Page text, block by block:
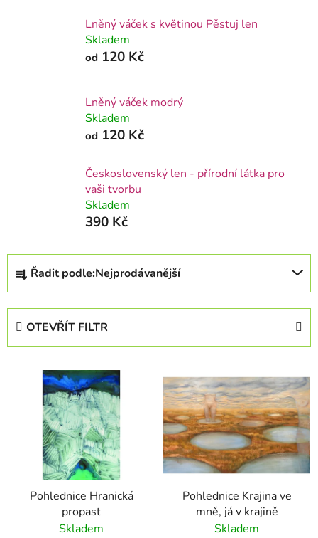
Lněný váček s květinou Pěstuj len
Skladem
od 120 Kč
Lněný váček modrý
Skladem
od 120 Kč
Československý len - přírodní látka pro
vaši tvorbu
Skladem
390 Kč
Ř
z
Řadit podle:Nejprodávanější
OTEVŘÍT FILTR
Pohlednice Hranická
propast
Skladem
Pohlednice Krajina ve
mně, já v krajině
Skladem